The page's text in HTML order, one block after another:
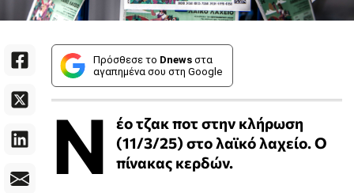
Πρόσθεσε το Dnews στα
αγαπημένα σου στη Google
Ν
έο τζακ ποτ στην κλήρωση
(11/3/25) στο λαϊκό λαχείο. Ο
πίνακας κερδών.